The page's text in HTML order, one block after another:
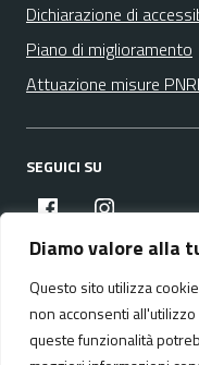
Diamo valore alla
Questo sito utilizza
non acconsenti
queste funzionalità
Dichiarazione di
Piano di miglioramento
Attuazione misure
SEGUICI SU
facebookinstagram
Media policy